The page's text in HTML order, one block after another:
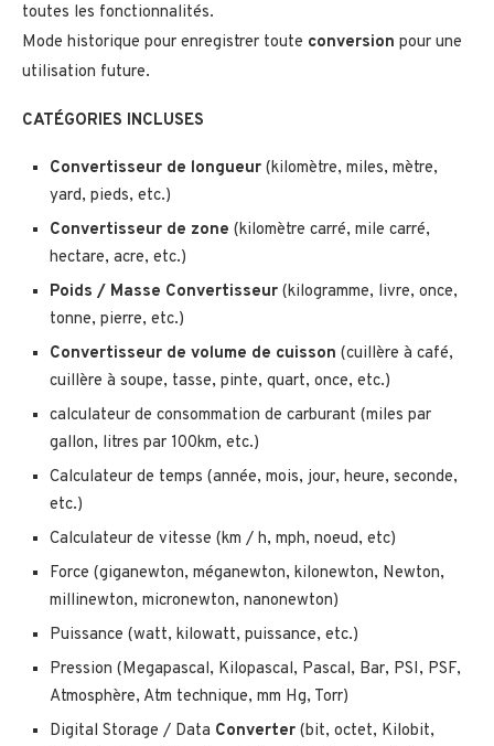
toutes les fonctionnalités.
Mode historique pour enregistrer toute conversion pour une
utilisation future.
CATÉGORIES INCLUSES
Convertisseur de longueur (kilomètre, miles, mètre,
yard, pieds, etc.)
Convertisseur de zone (kilomètre carré, mile carré,
hectare, acre, etc.)
Poids / Masse Convertisseur (kilogramme, livre, once,
tonne, pierre, etc.)
Convertisseur de volume de cuisson (cuillère à café,
cuillère à soupe, tasse, pinte, quart, once, etc.)
calculateur de consommation de carburant (miles par
gallon, litres par 100km, etc.)
Calculateur de temps (année, mois, jour, heure, seconde,
etc.)
Calculateur de vitesse (km / h, mph, noeud, etc)
Force (giganewton, méganewton, kilonewton, Newton,
millinewton, micronewton, nanonewton)
Puissance (watt, kilowatt, puissance, etc.)
Pression (Megapascal, Kilopascal, Pascal, Bar, PSI, PSF,
Atmosphère, Atm technique, mm Hg, Torr)
Digital Storage / Data Converter (bit, octet, Kilobit,